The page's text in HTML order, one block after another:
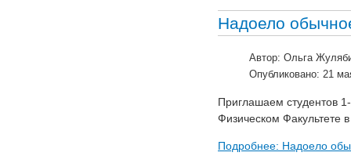
Надоело
Автор: Ольга
Опубликовано: 21
Приглашаем студентов
Физическом Факультете
Подробнее: Надоело